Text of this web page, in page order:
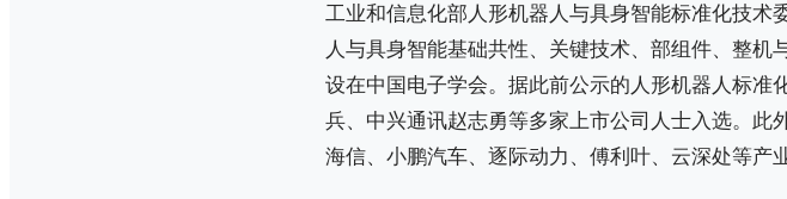
工业和信息化部人形机器人与具身智能标准化技术
人与具身智能基础共性、关键技术、部组件、整
设在中国电子学会。据此前公示的人形机器人标
兵、中兴通讯赵志勇等多家上市公司人士入选。此
海信、小鹏汽车、逐际动力、傅利叶、云深处等产